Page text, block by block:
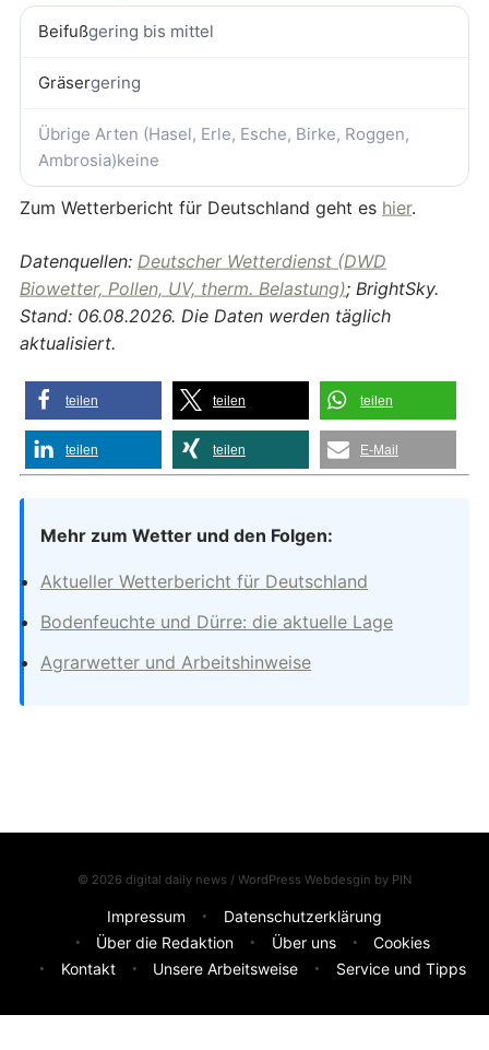
Beifußgering bis mittel
Gräsergering
Übrige Arten (Hasel, Erle, Esche, Birke, Roggen,
Ambrosia)keine
Zum Wetterbericht für Deutschland geht es hier.
Datenquellen: Deutscher Wetterdienst (DWD
Biowetter, Pollen, UV, therm. Belastung); BrightSky.
Stand: 06.08.2026. Die Daten werden täglich
aktualisiert.
teilen teilen teilen
teilen teilen E-Mail
Mehr zum Wetter und den Folgen:
Aktueller Wetterbericht für Deutschland
Bodenfeuchte und Dürre: die aktuelle Lage
Agrarwetter und Arbeitshinweise
© 2026 digital daily news / WordPress Webdesgin by PIN
Impressum
Datenschutzerklärung
Über die Redaktion
Über uns
Cookies
Kontakt
Unsere Arbeitsweise Service und Tipps